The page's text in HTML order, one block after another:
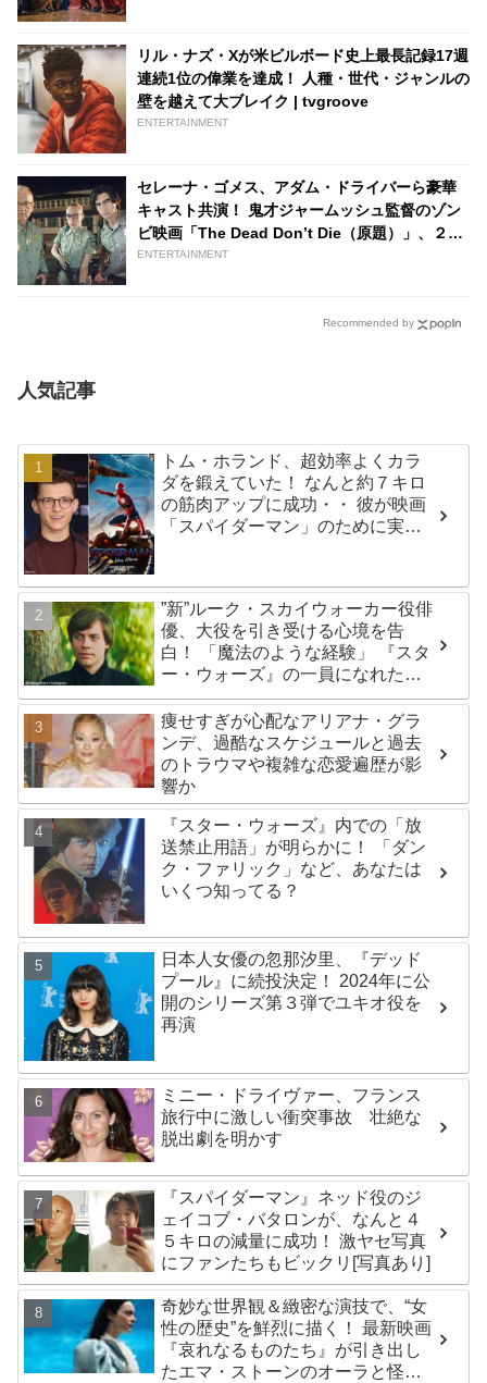
リル・ナズ・Xが米ビルボード史上最長記録17週
連続1位の偉業を達成！ 人種・世代・ジャンルの
壁を越えて大ブレイク | tvgroove
ENTERTAINMENT
セレーナ・ゴメス、アダム・ドライバーら豪華
キャスト共演！ 鬼才ジャームッシュ監督のゾン
ビ映画「The Dead Don’t Die（原題）」、２０
２０年春公開決定 | tvgroove
ENTERTAINMENT
Recommended by
人気記事
トム・ホランド、超効率よくカラ
ダを鍛えていた！ なんと約７キロ
の筋肉アップに成功・・ 彼が映画
「スパイダーマン」のために実践
”新”ルーク・スカイウォーカー役俳
優、大役を引き受ける心境を告
白！ 「魔法のような経験」 『スタ
ー・ウォーズ』の一員になれたこ
とによろこび爆発
痩せすぎが心配なアリアナ・グラ
ンデ、過酷なスケジュールと過去
のトラウマや複雑な恋愛遍歴が影
響か
『スター・ウォーズ』内での「放
送禁止用語」が明らかに！ 「ダン
ク・ファリック」など、あなたは
いくつ知ってる？
日本人女優の忽那汐里、『デッド
プール』に続投決定！ 2024年に公
開のシリーズ第３弾でユキオ役を
再演
ミニー・ドライヴァー、フランス
旅行中に激しい衝突事故 壮絶な
脱出劇を明かす
『スパイダーマン』ネッド役のジ
ェイコブ・バタロンが、なんと４
５キロの減量に成功！ 激ヤセ写真
にファンたちもビックリ[写真あり]
奇妙な世界観＆緻密な演技で、“女
性の歴史”を鮮烈に描く！ 最新映画
『哀れなるものたち』が引き出し
たエマ・ストーンのオーラと怪